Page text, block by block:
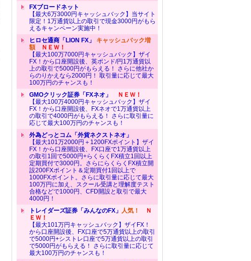
FXブロードネット
【最大6万3000円キャッシュバック】当サイト
限定！1万通貨以上の取引で現金3000円がもら
えるキャンペーン実施中！
ヒロセ通商「LION FX」 キャッシュバック増
額ＮＥＷ！
【最大100万7000円キャッシュバック】ザイ
FX！から口座開設後、英ポンド/円1万通貨以
上の取引で5000円がもらえる！ さらに他社か
らのりかえなら2000円！ 取引量に応じて最大
100万円のチャンスも！
GMOクリック証券「FXネオ」
ＮＥＷ！
【最大100万4000円キャッシュバック】ザイ
FX！から口座開設後、FXネオで1万通貨以上
の取引で4000円がもらえる！ さらに取引量に
応じて最大100万円のチャンスも！
外為どっとコム「外貨ネクストネオ」
【最大101万2000円＋1200FXポイント】ザイ
FX！から口座開設後、FX口座で1万通貨以上
の取引1回で5000円+らくらくFX積立1回以上
定期買付で3000円。さらにらくらくFX積立開
設200FXポイント＆定期買付1回以上で
1000FXポイント。さらに取引量に応じて最大
100万円に加え、スクール受講と理解度テスト
合格などで1000円、CFD開設と取引で最大
4000円！
トレイダーズ証券「みんなのFX」 人気！
Ｎ
ＥＷ！
【最大101万円キャッシュバック】ザイFX！
から口座開設後、FX口座で5万通貨以上の取引
で5000円+シストレ口座で5万通貨以上の取引
で5000円がもらえる！ さらに取引量に応じて
最大100万円のチャンスも！